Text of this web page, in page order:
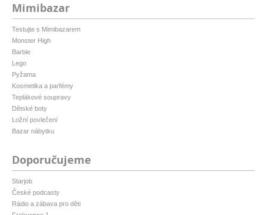
Mimibazar
Testujte s Mimibazarem
Monster High
Barbie
Lego
Pyžama
Kosmetika a parfémy
Teplákové soupravy
Dětské boty
Ložní povlečení
Bazar nábytku
Doporučujeme
Starjob
České podcasty
Rádio a zábava pro děti